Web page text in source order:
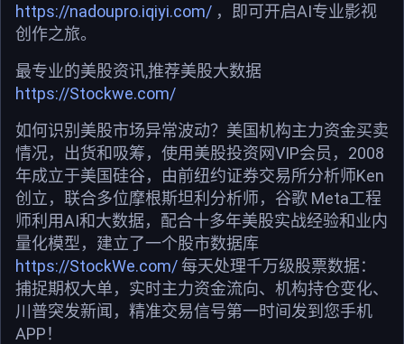
https://nadoupro.iqiyi.com/ ，即可开启AI专业影视
创作之旅。
最专业的美股资讯,推荐美股大数据
https://Stockwe.com/
如何识别美股市场异常波动？美国机构主力资金买卖
情况，出货和吸筹，使用美股投资网VIP会员，2008
年成立于美国硅谷，由前纽约证券交易所分析师Ken
创立，联合多位摩根斯坦利分析师，谷歌 Meta工程
师利用AI和大数据，配合十多年美股实战经验和业内
量化模型，建立了一个股市数据库
https://StockWe.com/每天处理千万级股票数据：
捕捉期权大单，实时主力资金流向、机构持仓变化、
川普突发新闻，精准交易信号第一时间发到您手机
APP！